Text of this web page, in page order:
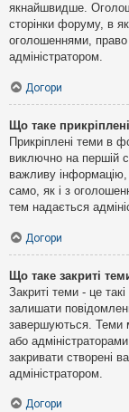
якнайшвидше.
сторінки форуму, в
оголошеннями,
адміністратором.
Догори
Що таке
Прикріплені теми в
виключно на першій
важливу
само, як і з
тем надається
Догори
Що таке закриті
Закриті теми - це
залишати
завершуються. Теми
або
закривати створені
адміністратором.
Догори